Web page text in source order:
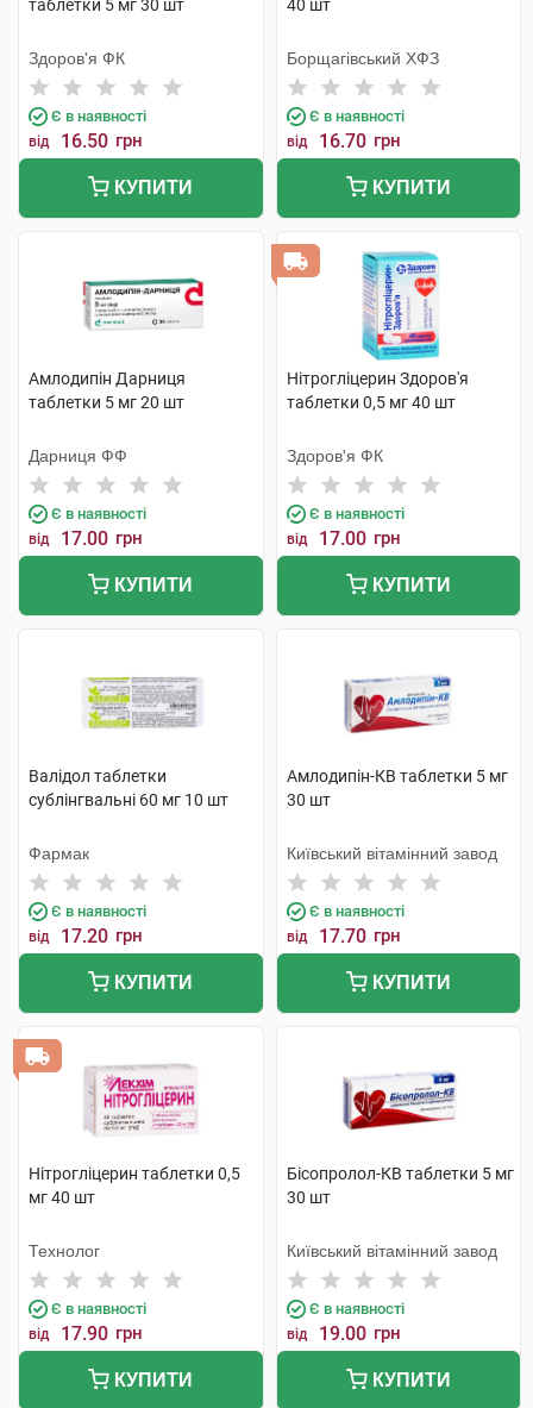
таблетки 5 мг 30 шт
Здоров'я ФК
Є в наявності
від 16.50 грн
КУПИТИ
40 шт
Борщагівський ХФЗ
Є в наявності
від 16.70 грн
КУПИТИ
Амлодипін Дарниця
таблетки 5 мг 20 шт
Дарниця ФФ
Є в наявності
від 17.00 грн
КУПИТИ
Нітрогліцерин Здоров'я
таблетки 0,5 мг 40 шт
Здоров'я ФК
Є в наявності
від 17.00 грн
КУПИТИ
Валідол таблетки
сублінгвальні 60 мг 10 шт
Фармак
Є в наявності
від 17.20 грн
КУПИТИ
Амлодипін-КВ таблетки 5 мг
30 шт
Київський вітамінний завод
Є в наявності
від 17.70 грн
КУПИТИ
Нітрогліцерин таблетки 0,5
мг 40 шт
Технолог
Є в наявності
від 17.90 грн
КУПИТИ
Бісопролол-КВ таблетки 5 мг
30 шт
Київський вітамінний завод
Є в наявності
від 19.00 грн
КУПИТИ